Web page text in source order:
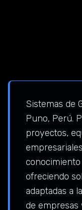
Sistemas de
Puno, Perú.
proyectos,
ofreciendo
adaptadas a
de empresas